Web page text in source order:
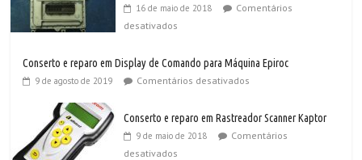
16 de maio de 2018
Comentários
desativados
Conserto e reparo em Display de Comando para Máquina Epiroc
9 de agosto de 2019 Comentários desativados
Conserto e reparo em Rastreador Scanner Kaptor
9 de maio de 2018
Comentários
desativados